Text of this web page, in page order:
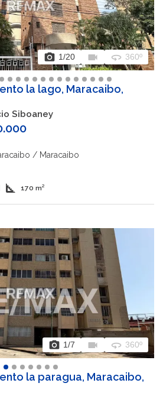
photo_camera 1/20 videocam 360 360º
la lago, Maracaibo,
Siboaney
/ Maracaibo
square_foot 170 m²
photo_camera 1/7 videocam 360 360º
la paragua, Maracaibo,